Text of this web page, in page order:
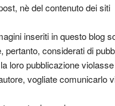
nè del contenuto dei siti
inseriti in questo blog
pertanto, considerati di
loro pubblicazione violasse
vogliate comunicarlo